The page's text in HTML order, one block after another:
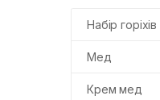
Набір горіхів
Мед
Крем мед